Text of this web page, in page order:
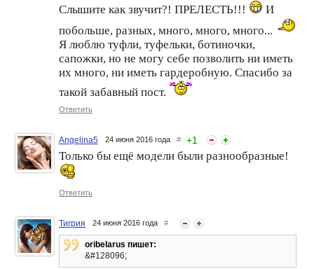
Слышите как звучит?! ПРЕЛЕСТЬ!!!
И
побольше, разных, много, много, много...
Я люблю туфли, туфельки, ботиночки,
сапожки, но не могу себе позволить ни иметь
их много, ни иметь гардеробную. Спасибо за
такой забавный пост.
Ответить
Angelina5 24 июня 2016 года # +1
Только бы ещё модели были разнообразные!
Ответить
Тигрия 24 июня 2016 года #
oribelarus пишет:
&#128096;